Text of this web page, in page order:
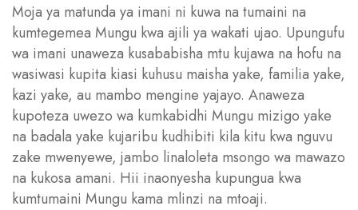
Moja ya matunda ya imani ni kuwa na tumaini na
kumtegemea Mungu kwa ajili ya wakati ujao. Upungufu
wa imani unaweza kusababisha mtu kujawa na hofu na
wasiwasi kupita kiasi kuhusu maisha yake, familia yake,
kazi yake, au mambo mengine yajayo. Anaweza
kupoteza uwezo wa kumkabidhi Mungu mizigo yake
na badala yake kujaribu kudhibiti kila kitu kwa nguvu
zake mwenyewe, jambo linaloleta msongo wa mawazo
na kukosa amani. Hii inaonyesha kupungua kwa
kumtumaini Mungu kama mlinzi na mtoaji.